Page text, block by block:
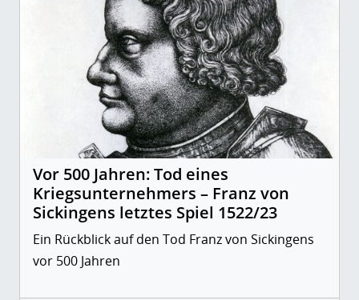
Vor 500 Jahren: Tod eines
Kriegsunternehmers – Franz von
Sickingens letztes Spiel 1522/23
Ein Rückblick auf den Tod Franz von Sickingens
vor 500 Jahren